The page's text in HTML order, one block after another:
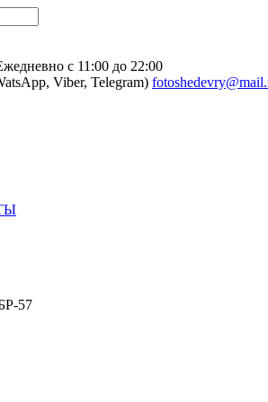
с 11:00 до 22:00
Viber, Telegram)
57